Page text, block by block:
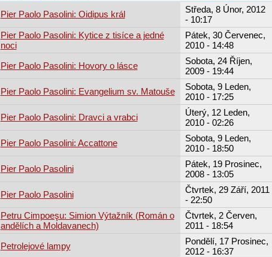
Pier Paolo Pasolini: Oidipus král
Středa, 8 Únor, 2012
- 10:17
Pier Paolo Pasolini: Kytice z tisíce a jedné
noci
Pátek, 30 Červenec,
2010 - 14:48
Pier Paolo Pasolini: Hovory o lásce
Sobota, 24 Říjen,
2009 - 19:44
Pier Paolo Pasolini: Evangelium sv. Matouše
Sobota, 9 Leden,
2010 - 17:25
Pier Paolo Pasolini: Dravci a vrabci
Úterý, 12 Leden,
2010 - 02:26
Pier Paolo Pasolini: Accattone
Sobota, 9 Leden,
2010 - 18:50
Pier Paolo Pasolini
Pátek, 19 Prosinec,
2008 - 13:05
Pier Paolo Pasolini
Čtvrtek, 29 Září, 2011
- 22:50
Petru Cimpoeşu: Simion Výtažník (Román o
andělích a Moldavanech)
Čtvrtek, 2 Červen,
2011 - 18:54
Petrolejové lampy
Pondělí, 17 Prosinec,
2012 - 16:37